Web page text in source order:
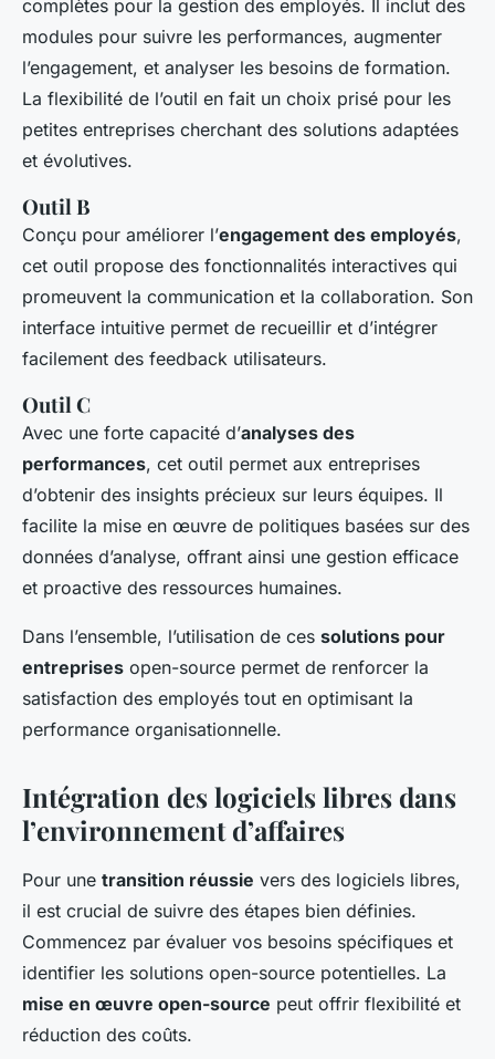
complètes pour la gestion des employés. Il inclut des
modules pour suivre les performances, augmenter
l’engagement, et analyser les besoins de formation.
La flexibilité de l’outil en fait un choix prisé pour les
petites entreprises cherchant des solutions adaptées
et évolutives.
Outil B
Conçu pour améliorer l’engagement des employés,
cet outil propose des fonctionnalités interactives qui
promeuvent la communication et la collaboration. Son
interface intuitive permet de recueillir et d’intégrer
facilement des feedback utilisateurs.
Outil C
Avec une forte capacité d’analyses des
performances, cet outil permet aux entreprises
d’obtenir des insights précieux sur leurs équipes. Il
facilite la mise en œuvre de politiques basées sur des
données d’analyse, offrant ainsi une gestion efficace
et proactive des ressources humaines.
Dans l’ensemble, l’utilisation de ces solutions pour
entreprises open-source permet de renforcer la
satisfaction des employés tout en optimisant la
performance organisationnelle.
Intégration des logiciels libres dans
l’environnement d’affaires
Pour une transition réussie vers des logiciels libres,
il est crucial de suivre des étapes bien définies.
Commencez par évaluer vos besoins spécifiques et
identifier les solutions open-source potentielles. La
mise en œuvre open-source peut offrir flexibilité et
réduction des coûts.